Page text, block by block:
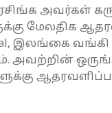
அவர்கள்
மேலதிக
இலங்கை வங்கி
அவற்றின்